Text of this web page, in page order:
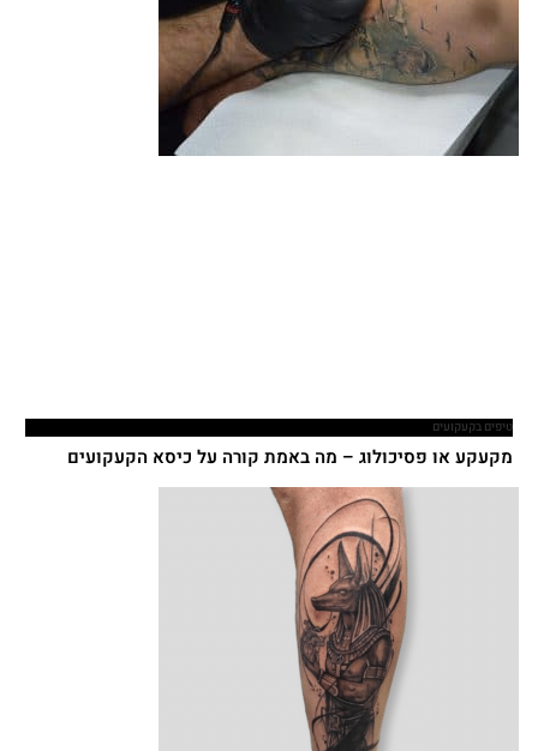
טיפים בקעקועים
מקעקע או פסיכולוג – מה באמת קורה על כיסא הקעקועים